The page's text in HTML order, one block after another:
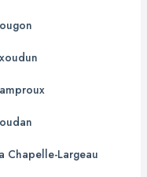
Chapelle-Largeau